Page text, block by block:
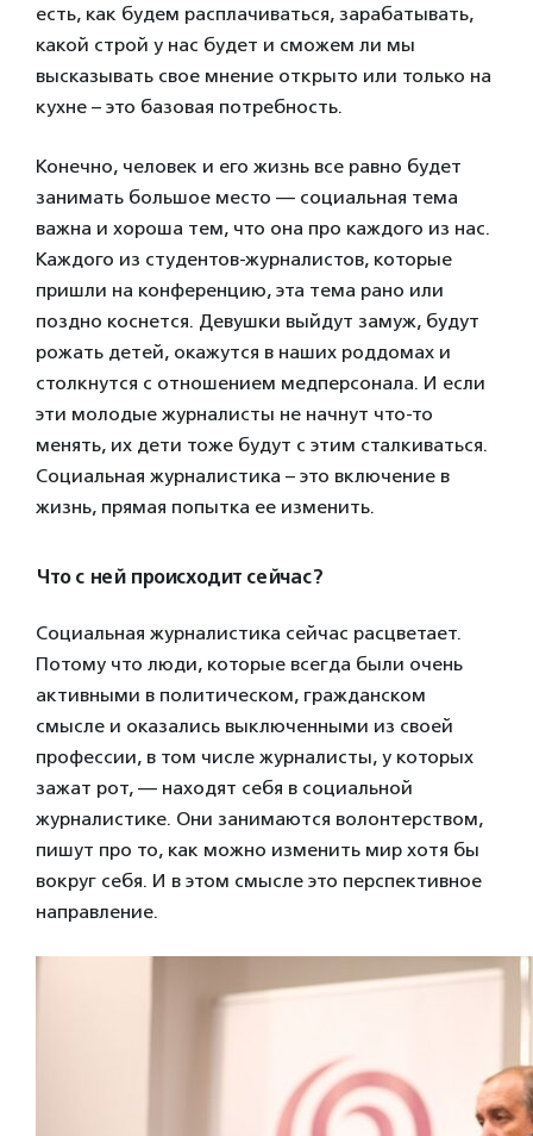
есть, как будем расплачиваться, зарабатывать,
какой строй у нас будет и сможем ли мы
высказывать свое мнение открыто или только на
кухне – это базовая потребность.
Конечно, человек и его жизнь все равно будет
занимать большое место — социальная тема
важна и хороша тем, что она про каждого из нас.
Каждого из студентов-журналистов, которые
пришли на конференцию, эта тема рано или
поздно коснется. Девушки выйдут замуж, будут
рожать детей, окажутся в наших роддомах и
столкнутся с отношением медперсонала. И если
эти молодые журналисты не начнут что-то
менять, их дети тоже будут с этим сталкиваться.
Социальная журналистика – это включение в
жизнь, прямая попытка ее изменить.
Что с ней происходит сейчас?
Социальная журналистика сейчас расцветает.
Потому что люди, которые всегда были очень
активными в политическом, гражданском
смысле и оказались выключенными из своей
профессии, в том числе журналисты, у которых
зажат рот, — находят себя в социальной
журналистике. Они занимаются волонтерством,
пишут про то, как можно изменить мир хотя бы
вокруг себя. И в этом смысле это перспективное
направление.